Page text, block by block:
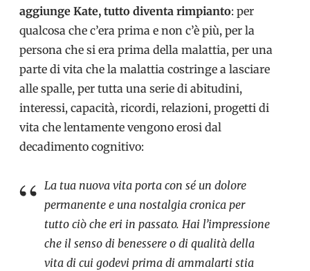
aggiunge Kate, tutto diventa rimpianto: per
qualcosa che c’era prima e non c’è più, per la
persona che si era prima della malattia, per una
parte di vita che la malattia costringe a lasciare
alle spalle, per tutta una serie di abitudini,
interessi, capacità, ricordi, relazioni, progetti di
vita che lentamente vengono erosi dal
decadimento cognitivo:
La tua nuova vita porta con sé un dolore
permanente e una nostalgia cronica per
tutto ciò che eri in passato. Hai l’impressione
che il senso di benessere o di qualità della
vita di cui godevi prima di ammalarti stia